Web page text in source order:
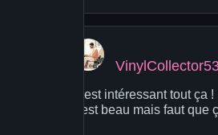
C'est intéressant tout
c'est beau mais faut que